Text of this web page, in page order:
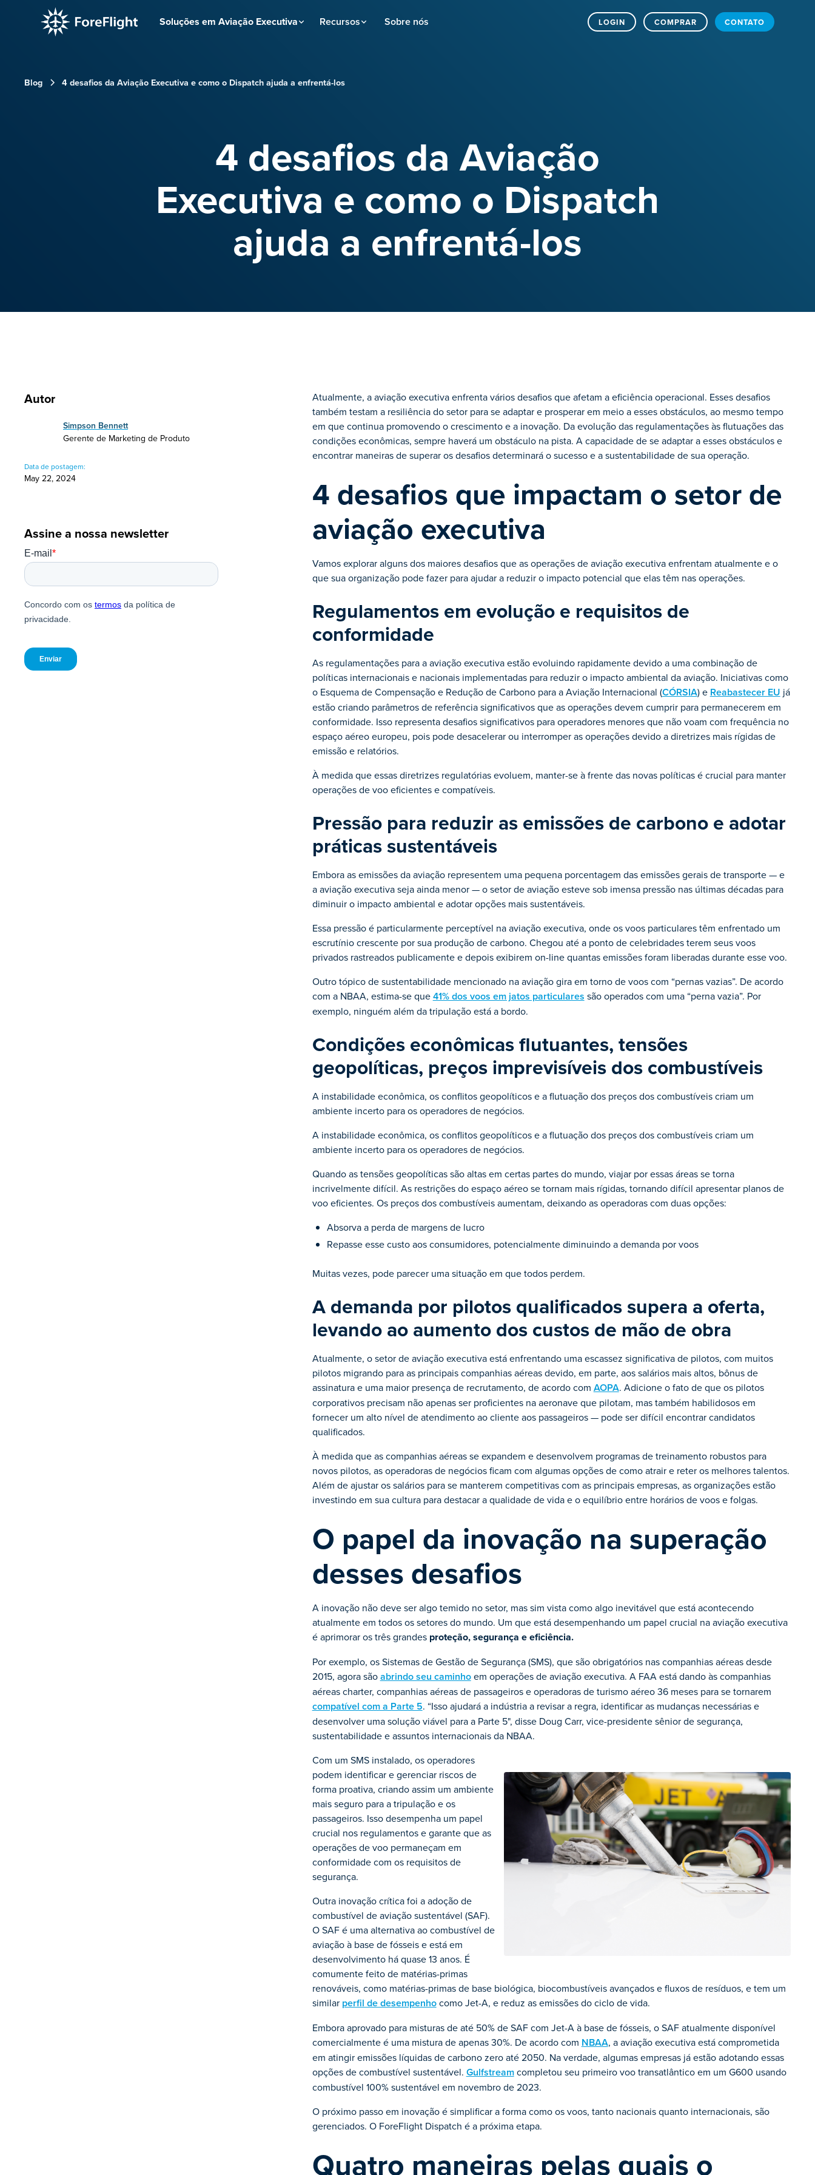
Soluções em Aviação Executiva Recursos Sobre nós LOGIN COMPRAR CONTATO
Blog 4 desafios da Aviação Executiva e como o Dispatch ajuda a enfrentá-los
4 desafios da Aviação
Executiva e como o Dispatch
ajuda a enfrentá-los
Autor
Simpson Bennett
Gerente de Marketing de Produto
Data de postagem:
May 22, 2024
Assine a nossa newsletter
Atualmente, a aviação executiva enfrenta vários desafios que afetam a eficiência operacional. Esses desafios
também testam a resiliência do setor para se adaptar e prosperar em meio a esses obstáculos, ao mesmo tempo
em que continua promovendo o crescimento e a inovação. Da evolução das regulamentações às flutuações das
condições econômicas, sempre haverá um obstáculo na pista. A capacidade de se adaptar a esses obstáculos e
encontrar maneiras de superar os desafios determinará o sucesso e a sustentabilidade de sua operação.
4 desafios que impactam o setor de
aviação executiva
Vamos explorar alguns dos maiores desafios que as operações de aviação executiva enfrentam atualmente e o
que sua organização pode fazer para ajudar a reduzir o impacto potencial que elas têm nas operações.
Regulamentos em evolução e requisitos de
conformidade
As regulamentações para a aviação executiva estão evoluindo rapidamente devido a uma combinação de
políticas internacionais e nacionais implementadas para reduzir o impacto ambiental da aviação. Iniciativas como
o Esquema de Compensação e Redução de Carbono para a Aviação Internacional (CÓRSIA) e Reabastecer EU já
estão criando parâmetros de referência significativos que as operações devem cumprir para permanecerem em
conformidade. Isso representa desafios significativos para operadores menores que não voam com frequência no
espaço aéreo europeu, pois pode desacelerar ou interromper as operações devido a diretrizes mais rígidas de
emissão e relatórios.
À medida que essas diretrizes regulatórias evoluem, manter-se à frente das novas políticas é crucial para manter
operações de voo eficientes e compatíveis.
Pressão para reduzir as emissões de carbono e adotar
práticas sustentáveis
Embora as emissões da aviação representem uma pequena porcentagem das emissões gerais de transporte — e
a aviação executiva seja ainda menor — o setor de aviação esteve sob imensa pressão nas últimas décadas para
diminuir o impacto ambiental e adotar opções mais sustentáveis.
Essa pressão é particularmente perceptível na aviação executiva, onde os voos particulares têm enfrentado um
escrutínio crescente por sua produção de carbono. Chegou até a ponto de celebridades terem seus voos
privados rastreados publicamente e depois exibirem on-line quantas emissões foram liberadas durante esse voo.
Outro tópico de sustentabilidade mencionado na aviação gira em torno de voos com “pernas vazias”. De acordo
com a NBAA, estima-se que41% dos voos em jatos particulares são operados com uma “perna vazia”. Por
exemplo, ninguém além da tripulação está a bordo.
Condições econômicas flutuantes, tensões
geopolíticas, preços imprevisíveis dos combustíveis
A instabilidade econômica, os conflitos geopolíticos e a flutuação dos preços dos combustíveis criam um
ambiente incerto para os operadores de negócios.
A instabilidade econômica, os conflitos geopolíticos e a flutuação dos preços dos combustíveis criam um
ambiente incerto para os operadores de negócios.
Quando as tensões geopolíticas são altas em certas partes do mundo, viajar por essas áreas se torna
incrivelmente difícil. As restrições do espaço aéreo se tornam mais rígidas, tornando difícil apresentar planos de
voo eficientes. Os preços dos combustíveis aumentam, deixando as operadoras com duas opções:
Absorva a perda de margens de lucro
Repasse esse custo aos consumidores, potencialmente diminuindo a demanda por voos
Muitas vezes, pode parecer uma situação em que todos perdem.
A demanda por pilotos qualificados supera a oferta,
levando ao aumento dos custos de mão de obra
Atualmente, o setor de aviação executiva está enfrentando uma escassez significativa de pilotos, com muitos
pilotos migrando para as principais companhias aéreas devido, em parte, aos salários mais altos, bônus de
assinatura e uma maior presença de recrutamento, de acordo com AOPA. Adicione o fato de que os pilotos
corporativos precisam não apenas ser proficientes na aeronave que pilotam, mas também habilidosos em
fornecer um alto nível de atendimento ao cliente aos passageiros — pode ser difícil encontrar candidatos
qualificados.
À medida que as companhias aéreas se expandem e desenvolvem programas de treinamento robustos para
novos pilotos, as operadoras de negócios ficam com algumas opções de como atrair e reter os melhores talentos.
Além de ajustar os salários para se manterem competitivas com as principais empresas, as organizações estão
investindo em sua cultura para destacar a qualidade de vida e o equilíbrio entre horários de voos e folgas.
O papel da inovação na superação
desses desafios
A inovação não deve ser algo temido no setor, mas sim vista como algo inevitável que está acontecendo
atualmente em todos os setores do mundo. Um que está desempenhando um papel crucial na aviação executiva
é aprimorar os três grandes proteção, segurança e eficiência.
Por exemplo, os Sistemas de Gestão de Segurança (SMS), que são obrigatórios nas companhias aéreas desde
2015, agora sãoabrindo seu caminhoem operações de aviação executiva. A FAA está dando às companhias
aéreas charter, companhias aéreas de passageiros e operadoras de turismo aéreo 36 meses para se tornarem
compatível com a Parte 5. “Isso ajudará a indústria a revisar a regra, identificar as mudanças necessárias e
desenvolver uma solução viável para a Parte 5", disse Doug Carr, vice-presidente sênior de segurança,
sustentabilidade e assuntos internacionais da NBAA.
Com um SMS instalado, os operadores
podem identificar e gerenciar riscos de
forma proativa, criando assim um ambiente
mais seguro para a tripulação e os
passageiros. Isso desempenha um papel
crucial nos regulamentos e garante que as
operações de voo permaneçam em
conformidade com os requisitos de
segurança.
Outra inovação crítica foi a adoção de
combustível de aviação sustentável (SAF).
O SAF é uma alternativa ao combustível de
aviação à base de fósseis e está em
desenvolvimento há quase 13 anos. É
comumente feito de matérias-primas
renováveis, como matérias-primas de base biológica, biocombustíveis avançados e fluxos de resíduos, e tem um
similar perfil de desempenhocomo Jet-A, e reduz as emissões do ciclo de vida.
Embora aprovado para misturas de até 50% de SAF com Jet-A à base de fósseis, o SAF atualmente disponível
comercialmente é uma mistura de apenas 30%. De acordo com NBAA, a aviação executiva está comprometida
em atingir emissões líquidas de carbono zero até 2050. Na verdade, algumas empresas já estão adotando essas
opções de combustível sustentável. Gulfstreamcompletou seu primeiro voo transatlântico em um G600 usando
combustível 100% sustentável em novembro de 2023.
O próximo passo em inovação é simplificar a forma como os voos, tanto nacionais quanto internacionais, são
gerenciados. O ForeFlight Dispatch é a próxima etapa.
Quatro maneiras pelas quais o